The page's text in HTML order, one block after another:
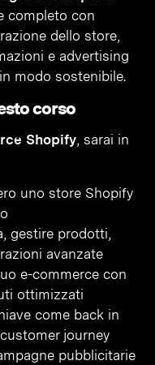
completo con
dello store,
e advertising
modo sostenibile.
corso
Shopify, sarai in
uno store Shopify
gestire prodotti,
avanzate
e-commerce con
ottimizzati
come back in
journey
pubblicitarie